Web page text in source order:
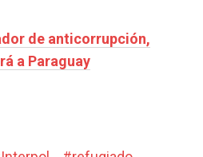
de anticorrupción,
a Paraguay